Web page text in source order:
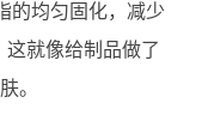
的均匀固化，减少
就像给制品做了
。